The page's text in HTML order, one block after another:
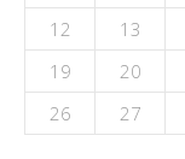
12
13
19
20
26
27